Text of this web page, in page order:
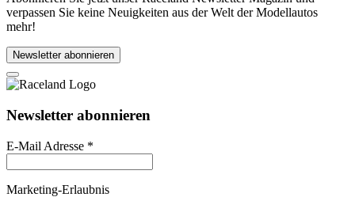
verpassen Sie keine Neuigkeiten aus der Welt der Modellautos
mehr!
Newsletter abonnieren
Newsletter abonnieren
E-Mail Adresse *
Marketing-Erlaubnis